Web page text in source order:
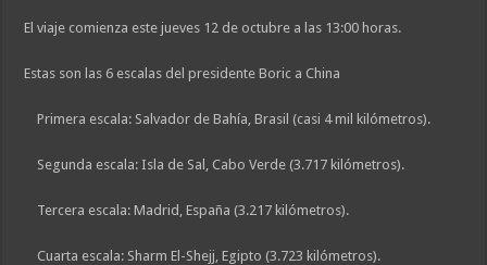
El viaje comienza este jueves 12 de octubre a las 13:00 horas.
Estas son las 6 escalas del presidente Boric a China
Primera escala: Salvador de Bahía, Brasil (casi 4 mil kilómetros).
Segunda escala: Isla de Sal, Cabo Verde (3.717 kilómetros).
Tercera escala: Madrid, España (3.217 kilómetros).
Cuarta escala: Sharm El-Shejj, Egipto (3.723 kilómetros).